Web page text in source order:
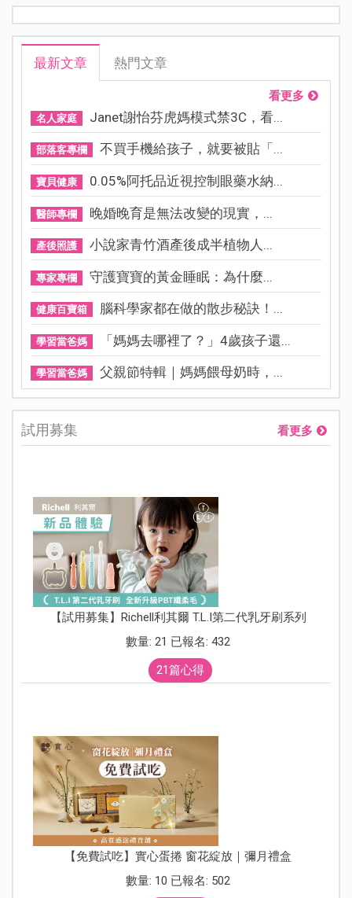
最新文章 熱門文章
看更多
名人家庭 Janet謝怡芬虎媽模式禁3C，看...
部落客專欄 不買手機給孩子，就要被貼「...
寶貝健康 0.05%阿托品近視控制眼藥水納...
醫師專欄 晚婚晚育是無法改變的現實，...
產後照護 小說家青竹酒產後成半植物人...
專家專欄 守護寶寶的黃金睡眠：為什麼...
健康百寶箱 腦科學家都在做的散步秘訣！...
學習當爸媽 「媽媽去哪裡了？」4歲孩子還...
學習當爸媽 父親節特輯｜媽媽餵母奶時，...
試用募集 看更多
【試用募集】Richell利其爾 T.L.I第二代乳牙刷系列
數量: 21 已報名: 432
21篇心得
【免費試吃】實心蛋捲 窗花綻放｜彌月禮盒
數量: 10 已報名: 502